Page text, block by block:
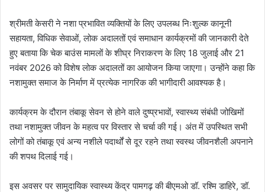
श्रीमती केसरी ने नशा प्रभावित व्यक्तियों के लिए उपलब्ध निःशुल्क कानूनी
सहायता, विधिक सेवाओं, लोक अदालतों एवं समाधान कार्यक्रमों की जानकारी देते
हुए बताया कि चेक बाउंस मामलों के शीघ्र निराकरण के लिए 18 जुलाई और 21
नवंबर 2026 को विशेष लोक अदालतों का आयोजन किया जाएगा। उन्होंने कहा कि
नशामुक्त समाज के निर्माण में प्रत्येक नागरिक की भागीदारी आवश्यक है।
कार्यक्रम के दौरान तंबाकू सेवन से होने वाले दुष्प्रभावों, स्वास्थ्य संबंधी जोखिमों
तथा नशामुक्त जीवन के महत्व पर विस्तार से चर्चा की गई। अंत में उपस्थित सभी
लोगों को तंबाकू एवं अन्य नशीले पदार्थों से दूर रहने तथा स्वस्थ जीवनशैली अपनाने
की शपथ दिलाई गई।
इस अवसर पर सामुदायिक स्वास्थ्य केंद्र पामगढ़ की बीएमओ डॉ. रश्मि डाहिरे, डॉ.